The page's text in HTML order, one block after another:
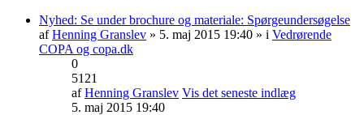
Nyhed: Se under brochure og materiale: Spørgeundersøgelse
afHenning Granslev » 5. maj 2015 19:40 » i Vedrørende
COPA og copa.dk
0
5121
afHenning Granslev Vis det seneste indlæg
5. maj 2015 19:40